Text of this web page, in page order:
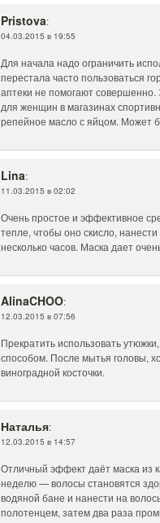
Pristova:
04.03.2015 в 19:55
Для начала надо ограничить
перестала часто пользоваться
аптеки не помогают
для женщин в магазинах
репейное масло с яйцом. Может
Lina:
11.03.2015 в 02:02
Очень простое и эффективное
тепле, чтобы оно скисло,
несколько часов. Маска дает
AlinaCHOO:
12.03.2015 в 07:56
Прекратить использовать
способом. После мытья головы,
виноградной косточки.
Наталья:
12.03.2015 в 14:57
Отличный эффект даёт маска из
неделю — волосы становятся
водяной бане и нанести на
полотенцем, затем два раза